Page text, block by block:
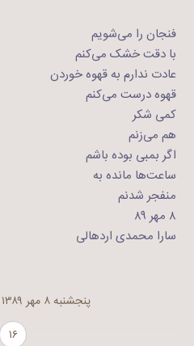
فنجان را می‌شویم
با دقت خشک می‌کنم
عادت ندارم به قهوه خوردن
قهوه درست می‌کنم
کمی شکر
هم می‌زنم
اگر بمبی بوده باشم
ساعت‌ها مانده به
منفجر شدنم
۸ مهر ۸۹
سارا محمدی اردهالی
پنجشنبه ۸ مهر ۱۳۸۹
۱۶